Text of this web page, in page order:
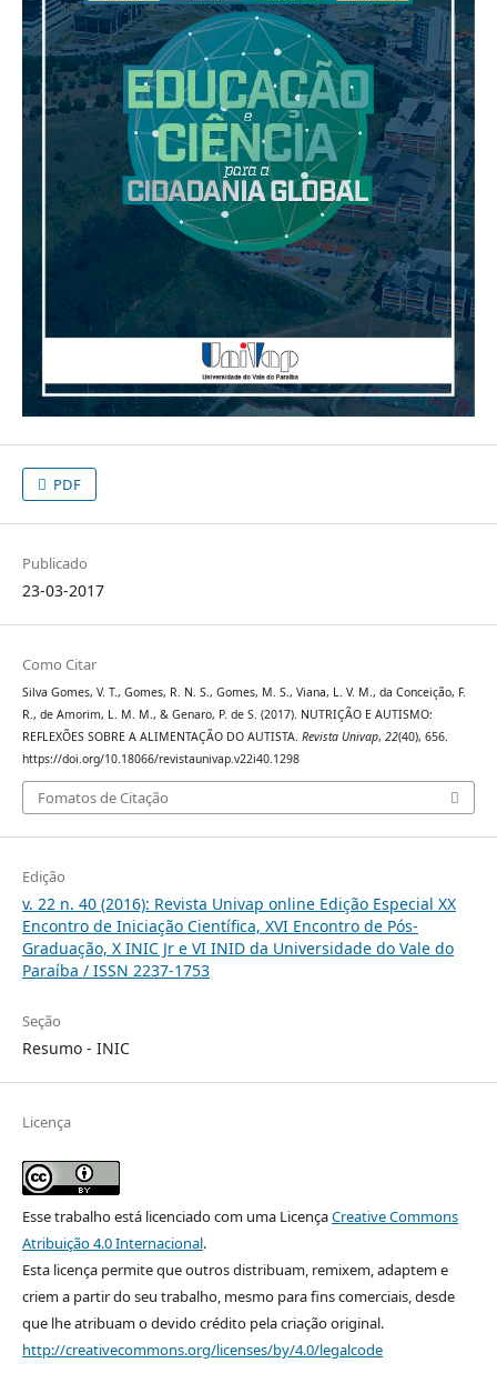
PDF
Publicado
23-03-2017
Como Citar
Silva Gomes, V. T., Gomes, R. N. S., Gomes, M. S., Viana, L. V. M., da Conceição, F.
R., de Amorim, L. M. M., & Genaro, P. de S. (2017). NUTRIÇÃO E AUTISMO:
REFLEXÕES SOBRE A ALIMENTAÇÃO DO AUTISTA. Revista Univap, 22(40), 656.
https://doi.org/10.18066/revistaunivap.v22i40.1298
Fomatos de Citação
Edição
v. 22 n. 40 (2016): Revista Univap online Edição Especial XX
Encontro de Iniciação Científica, XVI Encontro de Pós-
Graduação, X INIC Jr e VI INID da Universidade do Vale do
Paraíba / ISSN 2237-1753
Seção
Resumo - INIC
Licença
Esse trabalho está licenciado com uma LicençaCreative Commons
Atribuição 4.0 Internacional.
Esta licença permite que outros distribuam, remixem, adaptem e
criem a partir do seu trabalho, mesmo para fins comerciais, desde
que lhe atribuam o devido crédito pela criação original.
http://creativecommons.org/licenses/by/4.0/legalcode